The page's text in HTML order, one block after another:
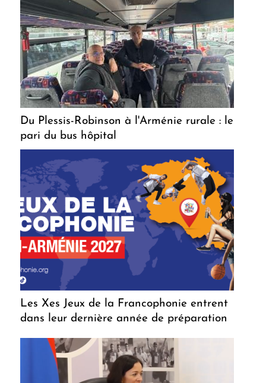
Du Plessis-Robinson à l'Arménie rurale : le
pari du bus hôpital
Les Xes Jeux de la Francophonie entrent
dans leur dernière année de préparation